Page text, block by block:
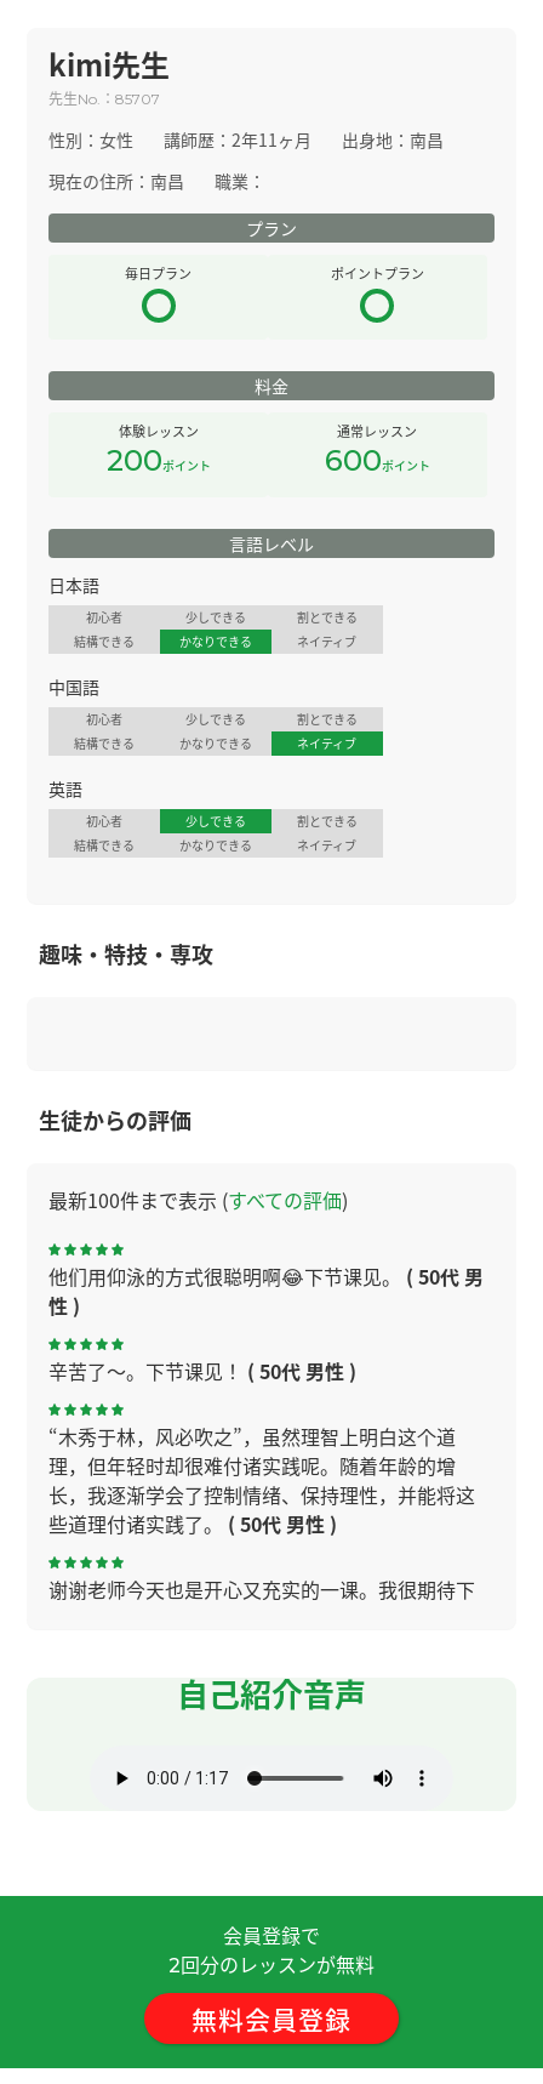
kimi先生
先生No. ：85707
性別：女性 講師歴：2年11ヶ月 出身地： 南昌
現在の住所： 南昌
職業：
プラン
毎日プラン ポイントプラン
料金
体験レッスン
200ポイント
通常レッスン
600ポイント
言語レベル
日本語
初心者 少しできる
割とできる
結構できる
かなりできる ネイティブ
中国語
初心者 少しできる
割とできる
結構できる
かなりできる ネイティブ
英語
初心者 少しできる
割とできる
結構できる
かなりできる ネイティブ
趣味・特技・専攻
生徒からの評価
最新100件まで表示 (すべての評価)
他们用仰泳的方式很聪明啊😂下节课见。 ( 50代 男
性 )
辛苦了～。下节课见！ ( 50代 男性 )
“木秀于林，风必吹之”，虽然理智上明白这个道
理，但年轻时却很难付诸实践呢。随着年龄的增
长，我逐渐学会了控制情绪、保持理性，并能将这
些道理付诸实践了。 ( 50代 男性 )
谢谢老师今天也是开心又充实的一课。我很期待下
辛苦了～，下节课见。( 50代 男性 )
脖子上，然后去跑步。下节课见。 ( 50代 男性 )
动必须的。下节课见！( 50代 男性 )
辛苦了～，下节课见！( 50代 男性 )
我也听说过"猫经济“这个词。最近经常看猫和狗的
视频，很想养一只了。下节课见。( 50代 男性 )
自己紹介音声
会員登録で
2回分のレッスンが無料
無料会員登録